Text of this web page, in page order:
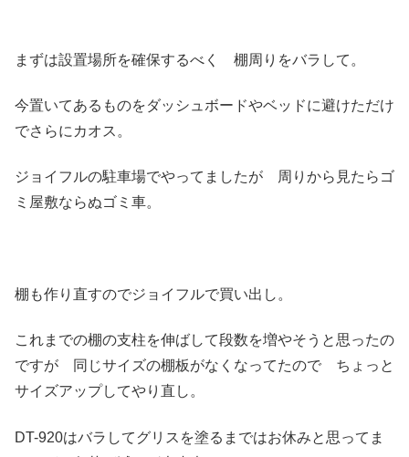
まずは設置場所を確保するべく 棚周りをバラして。
今置いてあるものをダッシュボードやベッドに避けただけ
でさらにカオス。
ジョイフルの駐車場でやってましたが 周りから見たらゴ
ミ屋敷ならぬゴミ車。
棚も作り直すのでジョイフルで買い出し。
これまでの棚の支柱を伸ばして段数を増やそうと思ったの
ですが 同じサイズの棚板がなくなってたので ちょっと
サイズアップしてやり直し。
DT-920はバラしてグリスを塗るまではお休みと思ってま